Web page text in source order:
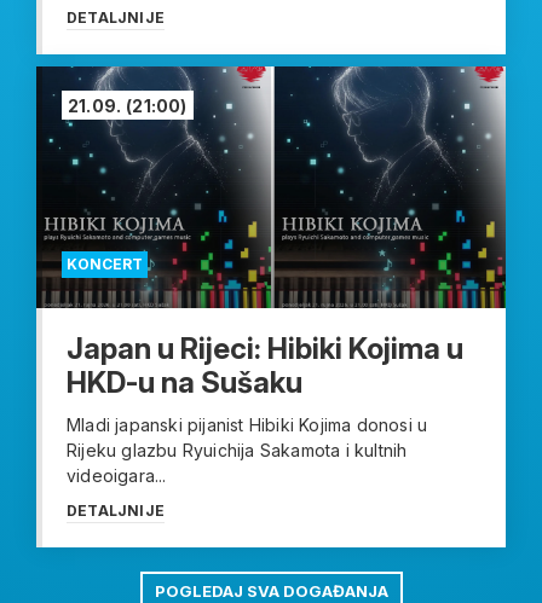
DETALJNIJE
KONCERT
21.09. (21:00)
Japan u Rijeci: Hibiki Kojima u
HKD-u na Sušaku
Mladi japanski pijanist Hibiki Kojima donosi u
Rijeku glazbu Ryuichija Sakamota i kultnih
videoigara...
DETALJNIJE
POGLEDAJ SVA DOGAĐANJA